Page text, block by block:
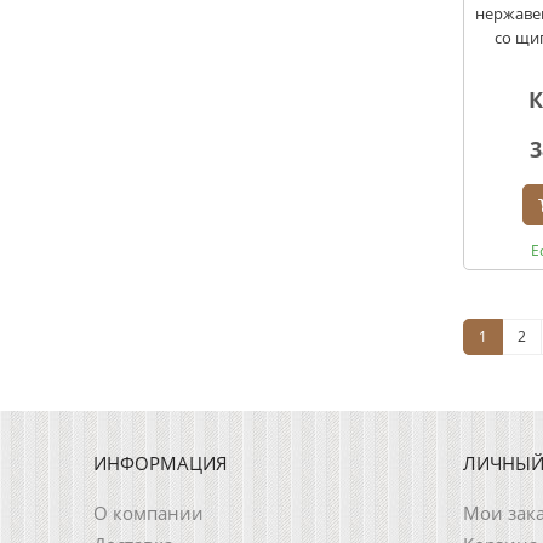
со
1 2
ИНФОРМАЦИЯ
О компании
ЛИЧНЫЙ
Мои